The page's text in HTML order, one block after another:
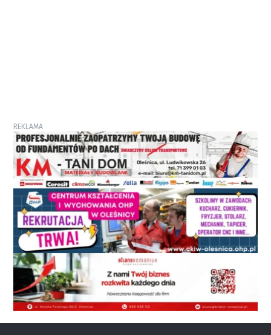
REKLAMA